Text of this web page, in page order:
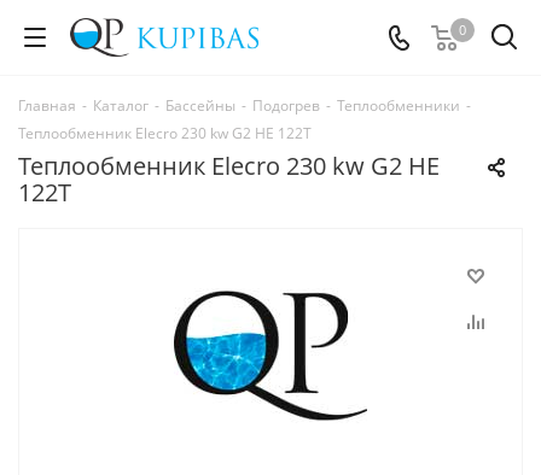
0
Главная - Каталог - Бассейны - Подогрев - Теплообменники -
Теплообменник Elecro 230 kw G2 HE 122T
Теплообменник Elecro 230 kw G2 HE
122T